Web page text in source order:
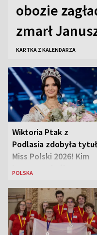
obozie
zmarł
KARTKA Z KALENDARZA
Wiktoria Ptak z
Podlasia zdobyła tytuł
Miss Polski 2026! Kim
jest nowa królowa
POLSKA